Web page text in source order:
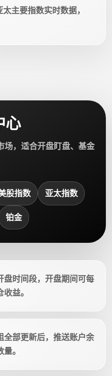
主要指数实时数据，
心
场，适合开盘盯盘、基金
股指数 亚太指数
铂金
盘时间段，开盘期间可每
益。
全部更新后，推送账户余
。